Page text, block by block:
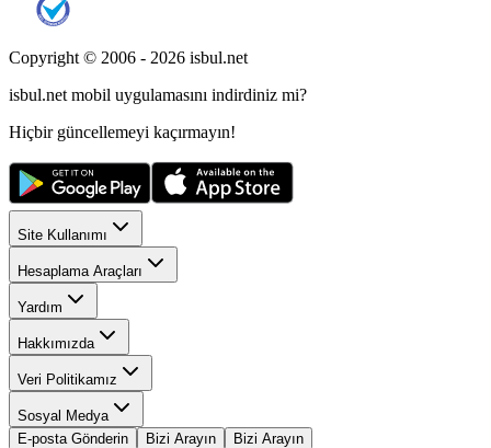
Copyright © 2006 - 2026 isbul.net
isbul.net mobil uygulamasını indirdiniz mi?
Hiçbir güncellemeyi kaçırmayın!
Site Kullanımı
Hesaplama Araçları
Yardım
Hakkımızda
Veri Politikamız
Sosyal Medya
E-posta Gönderin
Bizi Arayın Bizi Arayın